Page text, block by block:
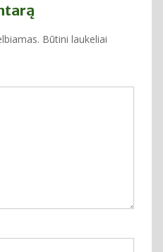
Būtini laukeliai